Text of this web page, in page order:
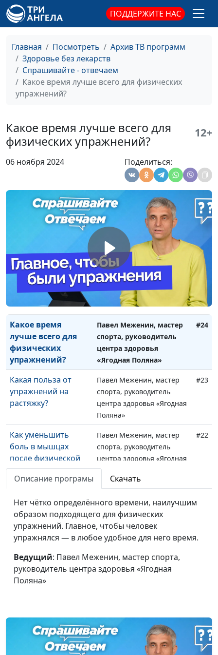
ПОДДЕРЖИТЕ НАС
Главная Посмотреть
Архив ТВ программ
Здоровье без лекарств
Спрашивайте - отвечаем
Какое время лучше всего для физических
упражнений?
Какое время лучше всего для
физических упражнений?
12+
06 ноября 2024 Поделиться:
Достаточно ли в
возрасте 60+
Павел Меженин, мастер
спорта, руководитель
центра здоровья «Ягодная
Поляна»
#26
Как правильно
дышать во время
физических
упражнений
Павел Меженин, мастер
спорта, руководитель
центра здоровья «Ягодная
Поляна»
#25
Какое время
лучше всего для
физических
упражнений?
Павел Меженин, мастер
спорта, руководитель
центра здоровья
«Ягодная Поляна»
#24
Какая польза от
упражнений на
растяжку?
Павел Меженин, мастер
спорта, руководитель
центра здоровья «Ягодная
Поляна»
#23
Как уменьшить
боль в мышцах
после физической
нагрузки?
Павел Меженин, мастер
спорта, руководитель
центра здоровья «Ягодная
Поляна»
#22
силовые
тренировки?
Павел Меженин, мастер
спорта, руководитель
центра здоровья «Ягодная
Поляна»
#21
Как поддерживать
себя в форме при
сидячем образе
жизни?
Павел Меженин, мастер
спорта, руководитель
центра здоровья «Ягодная
центра здоровья «Ягодная
Поляна»
Описание програмы Скачать
Нет чётко определённого времени, наилучшим
образом подходящего для физических
упражнений. Главное, чтобы человек
упражнялся — в любое удобное для него время.
Ведущий: Павел Меженин, мастер спорта,
руководитель центра здоровья «Ягодная
Поляна»